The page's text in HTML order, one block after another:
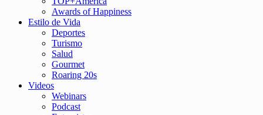
Awards of Happiness
Estilo de Vida
Deportes
Turismo
Salud
Gourmet
Roaring 20s
Videos
Webinars
Podcast